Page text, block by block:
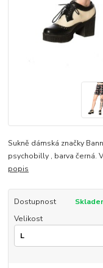
Sukně dámská značky
psychobilly , barva černá.
popis
Dostupnost
Velikost